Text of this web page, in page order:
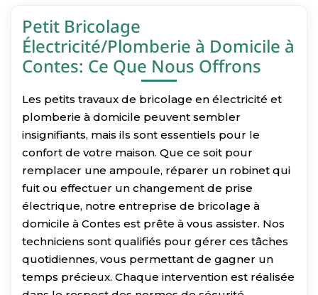
Petit Bricolage
Électricité/Plomberie à Domicile à
Contes: Ce Que Nous Offrons
Les petits travaux de bricolage en électricité et
plomberie à domicile peuvent sembler
insignifiants, mais ils sont essentiels pour le
confort de votre maison. Que ce soit pour
remplacer une ampoule, réparer un robinet qui
fuit ou effectuer un changement de prise
électrique, notre entreprise de bricolage à
domicile à Contes est prête à vous assister. Nos
techniciens sont qualifiés pour gérer ces tâches
quotidiennes, vous permettant de gagner un
temps précieux. Chaque intervention est réalisée